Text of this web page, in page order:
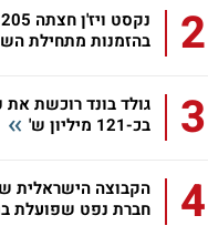
2
בהזמנות מתחילת
3
גולד בונד רוכשת
בכ-121 מיליון ש'
4
הקבוצה הישראלית
חברת נפט שפועלת